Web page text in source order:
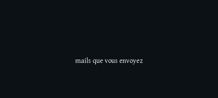
mails que vous envoyez